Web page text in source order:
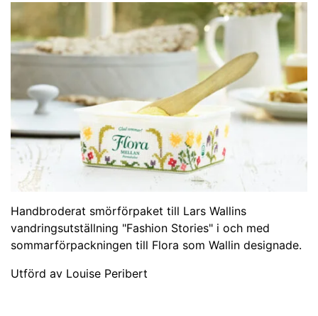
Handbroderat smörförpaket till Lars Wallins
vandringsutställning "Fashion Stories" i och med
sommarförpackningen till Flora som Wallin designade.
Utförd av Louise Peribert